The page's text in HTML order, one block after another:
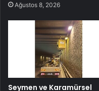
Ağustos 8, 2026
Seymen ve Karamürsel